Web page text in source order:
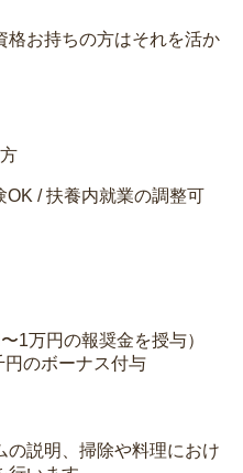
格お持ちの方はそれを活か
OK / 扶養内就業の調整可
1万円の報奨金を授与）
円のボーナス付与
の説明、掃除や料理におけ